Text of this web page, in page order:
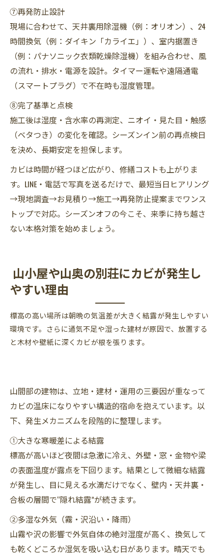
⑦再発防止設計
現場に合わせて、天井裏用除湿機（例：オリオン）、24
時間換気（例：ダイキン「カライエ」）、室内据置き
（例：パナソニック衣類乾燥除湿機）を組み合わせ、風
の流れ・排水・電源を設計。タイマー運転や遠隔通電
（スマートプラグ）で不在時も湿度管理。
⑧完了基準と点検
施工後は湿度・含水率の再測定、ニオイ・見た目・触感
（ベタつき）の変化を確認。シーズンイン前の再点検日
を決め、長期安定を担保します。
カビは時間が経つほど広がり、修繕コストも上がりま
す。LINE・電話で写真を送るだけで、最短当日ヒアリング
→現地調査→お見積り→施工→再発防止提案までワンス
トップで対応。シーズンオフの今こそ、来季に持ち越さ
ない本格対策を始めましょう。
山小屋や山奥の別荘にカビが発生し
やすい理由
標高の高い場所は朝晩の気温差が大きく結露が発生しやすい
環境です。さらに通気不足や湿った建材が原因で、放置する
と木材や壁紙に深くカビが根を張ります。
山間部の建物は、立地・建材・運用の三要因が重なって
カビの温床になりやすい構造的宿命を抱えています。以
下、発生メカニズムを段階的に整理します。
①大きな寒暖差による結露
標高が高いほど夜間は急激に冷え、外壁・窓・金物や梁
の表面温度が露点を下回ります。結果として微細な結露
が発生し、目に見える水滴だけでなく、壁内・天井裏・
合板の層間で“隠れ結露”が続きます。
②多湿な外気（霧・沢沿い・降雨）
山霧や沢の影響で外気自体の絶対湿度が高く、換気して
も乾くどころか湿気を吸い込む日があります。晴天でも